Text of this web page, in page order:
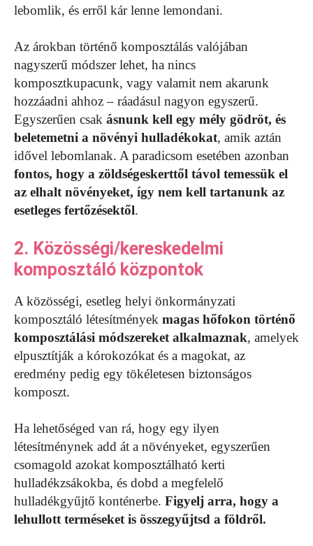
lebomlik, és erről kár lenne lemondani.
Az árokban történő komposztálás valójában
nagyszerű módszer lehet, ha nincs
komposztkupacunk, vagy valamit nem akarunk
hozzáadni ahhoz – ráadásul nagyon egyszerű.
Egyszerűen csak ásnunk kell egy mély gödröt, és
beletemetni a növényi hulladékokat, amik aztán
idővel lebomlanak. A paradicsom esetében azonban
fontos, hogy a zöldségeskerttől távol temessük el
az elhalt növényeket, így nem kell tartanunk az
esetleges fertőzésektől.
2. Közösségi/kereskedelmi
komposztáló központok
A közösségi, esetleg helyi önkormányzati
komposztáló létesítmények magas hőfokon történő
komposztálási módszereket alkalmaznak, amelyek
elpusztítják a kórokozókat és a magokat, az
eredmény pedig egy tökéletesen biztonságos
komposzt.
Ha lehetőséged van rá, hogy egy ilyen
létesítménynek add át a növényeket, egyszerűen
csomagold azokat komposztálható kerti
hulladékzsákokba, és dobd a megfelelő
hulladékgyűjtő konténerbe. Figyelj arra, hogy a
lehullott terméseket is összegyűjtsd a földről.